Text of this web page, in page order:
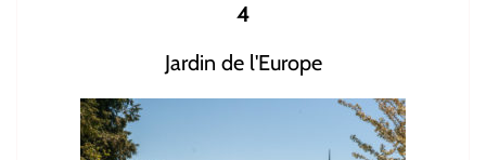
4
Jardin de l'Europe